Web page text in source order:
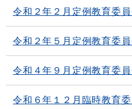
令和２年２月定例教育委
令和２年５月定例教育委
令和４年９月定例教育委
令和６年１２月臨時教育委